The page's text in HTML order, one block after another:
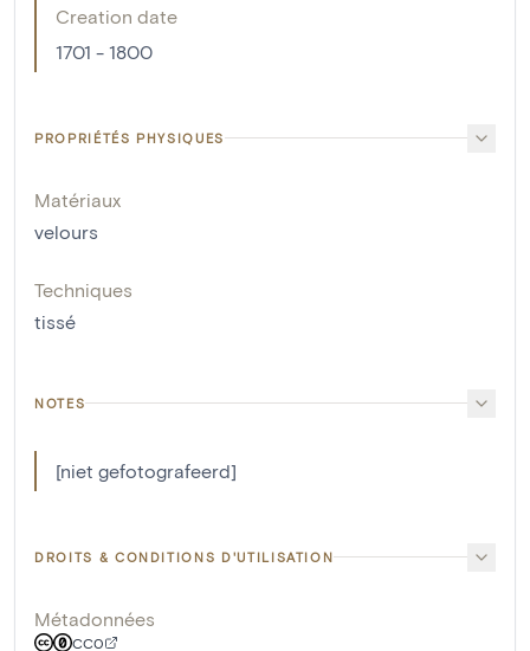
Creation date
1701 - 1800
PROPRIÉTÉS PHYSIQUES
Matériaux
velours
Techniques
tissé
NOTES
[niet gefotografeerd]
DROITS & CONDITIONS D'UTILISATION
Métadonnées
CC0